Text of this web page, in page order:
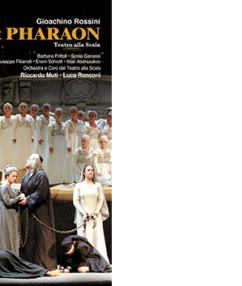
店 イルギオットーネの厨房風景｜料